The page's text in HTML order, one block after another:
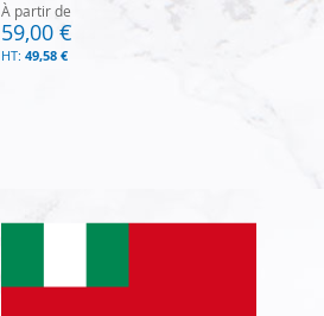
À partir de
59,00 €
49,58 €